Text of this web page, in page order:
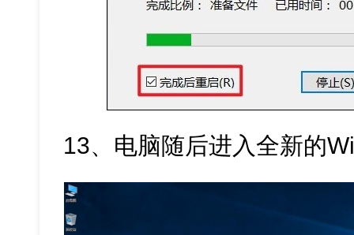
13、电脑随后进入全新的